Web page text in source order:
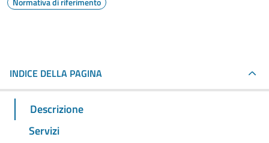
INDICE DELLA PAGINA
Descrizione
Servizi